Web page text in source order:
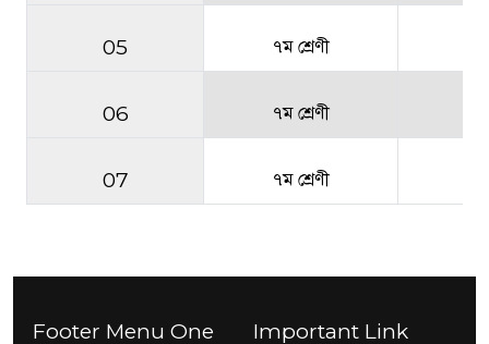
05 ৭ম শ্রেণী
06 ৭ম শ্রেণী
07 ৭ম শ্রেণী
Footer Menu One Important Link